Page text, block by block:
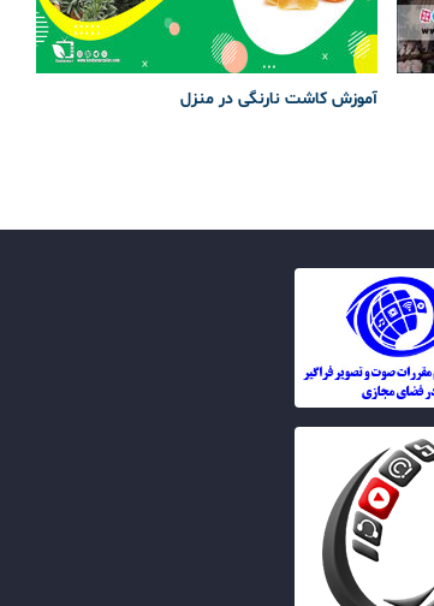
آموزش کاشت نارنگی در منزل